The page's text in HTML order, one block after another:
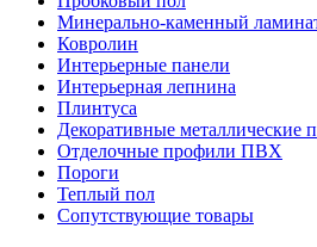
Минерально-каменный
Ковролин
Интерьерные панели
Интерьерная лепнина
Плинтуса
Декоративные металлические
Отделочные профили ПВХ
Пороги
Теплый пол
Сопутствующие товары